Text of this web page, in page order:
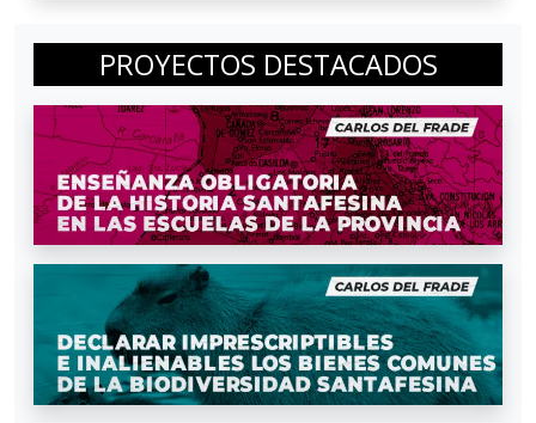
PROYECTOS DESTACADOS